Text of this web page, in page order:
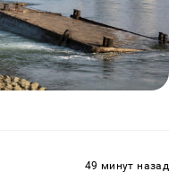
49 минут назад